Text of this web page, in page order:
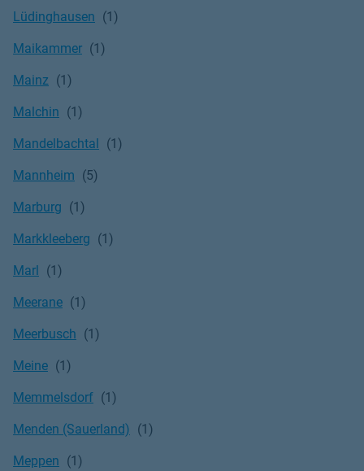
Lüdinghausen
Maikammer
Mainz
Malchin
Mandelbachtal
Mannheim
Marburg
Markkleeberg
Marl
Meerane
Meerbusch
Meine
Memmelsdorf
Menden (Sauerland)
Meppen